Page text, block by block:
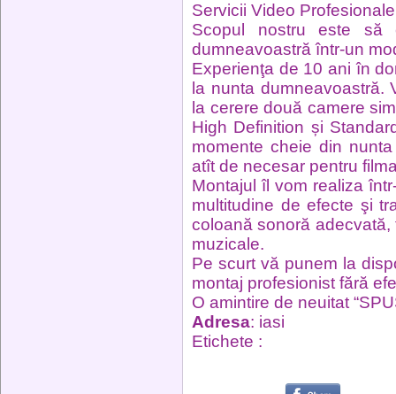
Servicii Video
Scopul nostru este să
dumneavoastră într-un
Experienţa de 10 ani în
la nunta dumneavoastră.
la cerere două camere
High Definition și
momente cheie din
atît de necesar pentru
Montajul îl vom realiza
multitudine de efecte şi
coloană sonoră
muzicale.
Pe scurt vă punem la
montaj profesionist fără
O amintire de neuitat
Adresa: iasi
Etichete :